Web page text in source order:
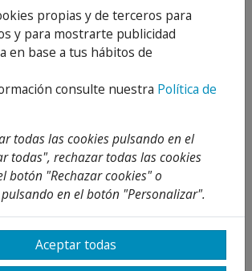
Compartir
Descripción
Detalles
Adjuntos
Opiniones
no tiene descripción!
propias y de terceros para
y para mostrarte publicidad
en base a tus hábitos de
consulte nuestra Política de
todas las cookies pulsando en el
todas", rechazar todas las cookies
botón "Rechazar cookies" o
en el botón "Personalizar".
Aceptar todas